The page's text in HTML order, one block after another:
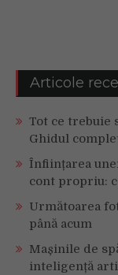
Articole
Tot ce trebuie
Ghidul
Înființarea
cont propriu:
Următoarea
până acum
Mașinile de
inteligență